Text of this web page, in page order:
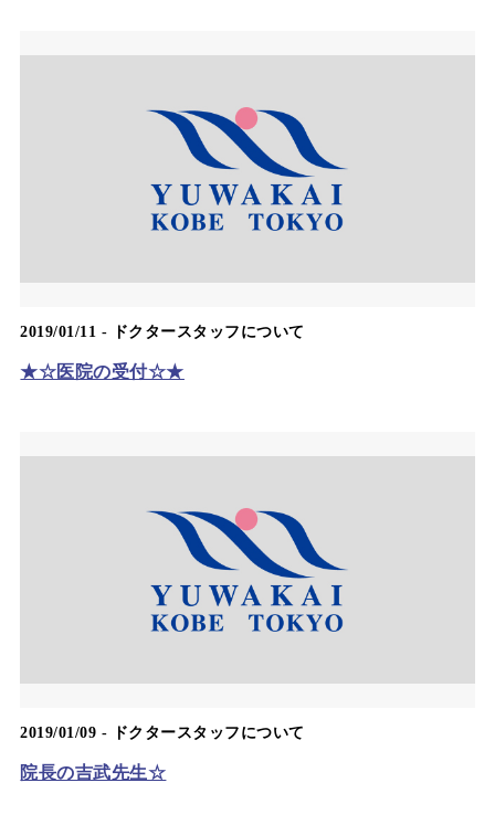
2019/01/11 - ドクタースタッフについて
★☆医院の受付☆★
2019/01/09 - ドクタースタッフについて
院長の吉武先生☆